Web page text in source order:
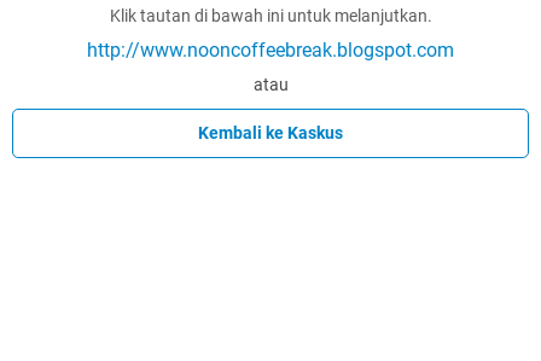
Klik tautan di bawah ini untuk melanjutkan.
http://www.nooncoffeebreak.blogspot.com
atau
Kembali ke Kaskus